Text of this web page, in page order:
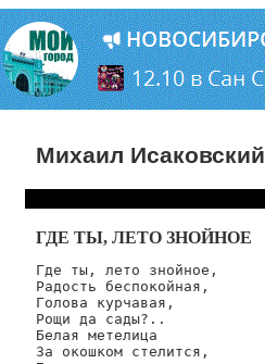
Михаил Исаковский
ГДЕ ТЫ, ЛЕТО ЗНОЙНОЕ
Где ты, лето знойное,
Радость беспокойная,
Голова курчавая,
Рощи да сады?..
Белая метелица
За окошком стелится,